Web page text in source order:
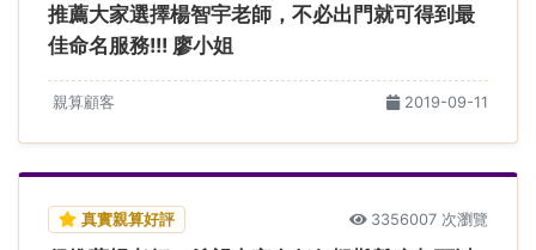
推薦大家選擇楊智宇老師，不必出門就可得到最
佳命名服務!!! 廖小姐
親算顧客 2019-09-11
真實親算好評 3356007 次瀏覽